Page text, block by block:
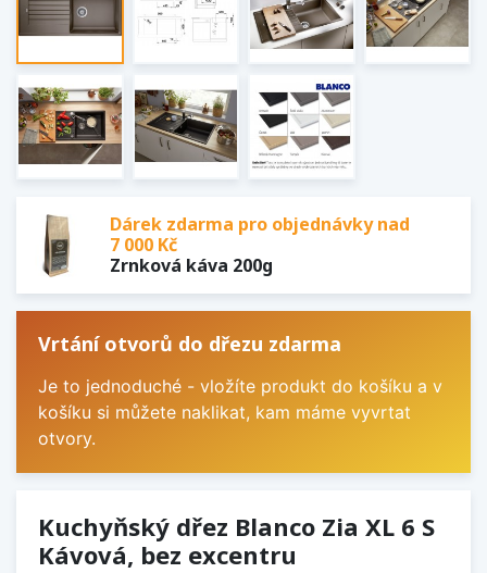
Dárek zdarma pro objednávky nad
7 000 Kč
Zrnková káva 200g
Vrtání otvorů do dřezu zdarma
Je to jednoduché - vložíte produkt do košíku a v
košíku si můžete naklikat, kam máme vyvrtat
otvory.
Kuchyňský dřez Blanco Zia XL 6 S
Kávová, bez excentru